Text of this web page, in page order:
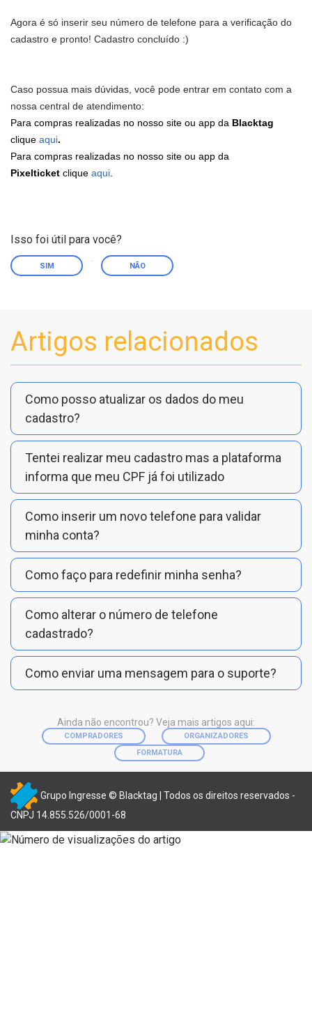
Agora é só inserir seu número de telefone para a verificação do
cadastro e pronto! Cadastro concluído :)
Caso possua mais dúvidas, você pode entrar em contato com a
nossa central de atendimento:
Para compras realizadas no nosso site ou app da Blacktag
clique aqui.
Para compras realizadas no nosso site ou app da
Pixelticket clique aqui
Isso foi útil para você?
SIM NÃO
Artigos relacionados
Como posso atualizar os dados do meu
cadastro?
Tentei realizar meu cadastro mas a plataforma
informa que meu CPF já foi utilizado
Como inserir um novo telefone para validar
minha conta?
Como faço para redefinir minha senha?
Como alterar o número de telefone
cadastrado?
Como enviar uma mensagem para o suporte?
Ainda não encontrou? Veja mais artigos aqui:
COMPRADORES
ORGANIZADORES
FORMATURA
Grupo Ingresse © Blacktag | Todos os direitos reservados -
CNPJ 14.855.526/0001-68